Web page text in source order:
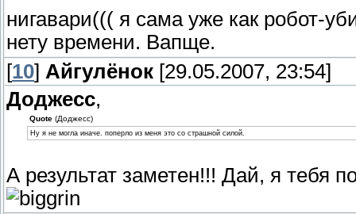
нигавари((( я сама уже как робот-
нету времени. Вапще.
[10] Айгулёнок [29.05.2007, 23:54]
Доджесс,
Quote(Доджесс)
Ну я не могла иначе. поперло из меня это со страшной силой.
А результат заметен!!! Дай, я тебя